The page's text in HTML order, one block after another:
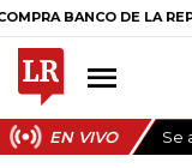
DE LA REPÚBLICA
EN VIVO Se